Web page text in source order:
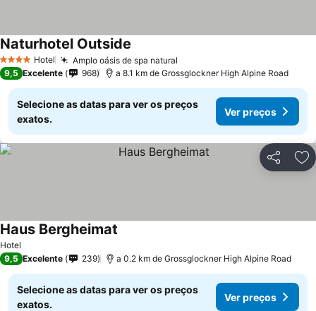
4 EstrelasHotel Amplo oásis de spa natural
Naturhotel Outside
9,5 Excelente 968 a 8.1 km de Grossglockner High Alpine Road
Selecione as datas para ver os preços
exatos.
Ver preços
Partilhar
Hotel
Haus Bergheimat
9,5 Excelente 239 a 0.2 km de Grossglockner High Alpine Road
Selecione as datas para ver os preços
exatos.
Ver preços